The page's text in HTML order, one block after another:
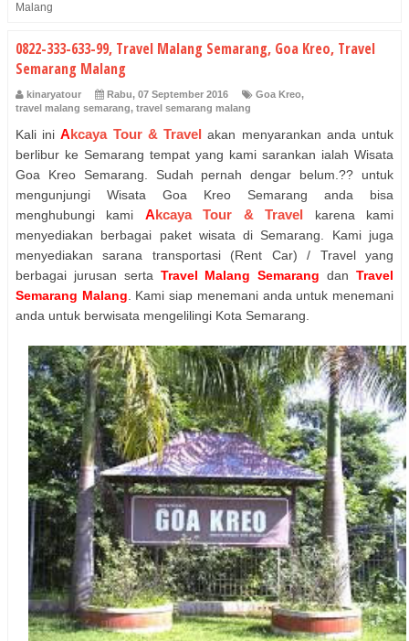
Malang
0822-333-633-99, Travel Malang Semarang, Goa Kreo, Travel
Semarang Malang
kinaryatour Rabu, 07 September 2016 Goa Kreo,
travel malang semarang, travel semarang malang
Kali ini Akcaya Tour & Travel akan menyarankan anda untuk
berlibur ke Semarang tempat yang kami sarankan ialah Wisata
Goa Kreo Semarang. Sudah pernah dengar belum.?? untuk
mengunjungi Wisata Goa Kreo Semarang anda bisa
menghubungi kami
Akcaya Tour & Travel
karena kami
menyediakan berbagai paket wisata di Semarang. Kami juga
menyediakan sarana transportasi (Rent Car) / Travel yang
berbagai jurusan serta Travel Malang Semarangdan Travel
Semarang Malang . Kami siap menemani anda untuk menemani
anda untuk berwisata mengelilingi Kota Semarang.